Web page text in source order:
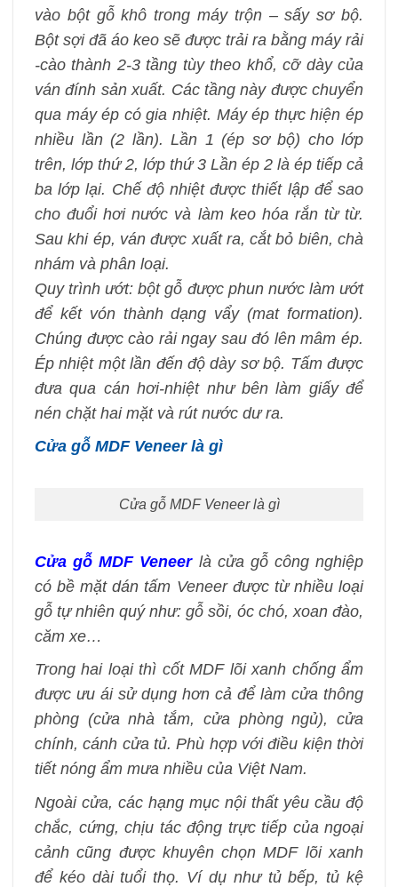
vào bột gỗ khô trong máy trộn – sấy sơ bộ.
Bột sợi đã áo keo sẽ được trải ra bằng máy rải
-cào thành 2-3 tầng tùy theo khổ, cỡ dày của
ván đính sản xuất. Các tầng này được chuyển
qua máy ép có gia nhiệt. Máy ép thực hiện ép
nhiều lần (2 lần). Lần 1 (ép sơ bộ) cho lớp
trên, lớp thứ 2, lớp thứ 3 Lần ép 2 là ép tiếp cả
ba lớp lại. Chế độ nhiệt được thiết lập để sao
cho đuổi hơi nước và làm keo hóa rắn từ từ.
Sau khi ép, ván được xuất ra, cắt bỏ biên, chà
nhám và phân loại.
Quy trình ướt: bột gỗ được phun nước làm ướt
để kết vón thành dạng vẩy (mat formation).
Chúng được cào rải ngay sau đó lên mâm ép.
Ép nhiệt một lần đến độ dày sơ bộ. Tấm được
đưa qua cán hơi-nhiệt như bên làm giấy để
nén chặt hai mặt và rút nước dư ra.
Cửa gỗ MDF Veneer là gì
Cửa gỗ MDF Veneer là gì
Cửa gỗ MDF Veneer là cửa gỗ công nghiệp
có bề mặt dán tấm Veneer được từ nhiều loại
gỗ tự nhiên quý như: gỗ sồi, óc chó, xoan đào,
căm xe…
Trong hai loại thì cốt MDF lõi xanh chống ẩm
được ưu ái sử dụng hơn cả để làm cửa thông
phòng (cửa nhà tắm, cửa phòng ngủ), cửa
chính, cánh cửa tủ. Phù hợp với điều kiện thời
tiết nóng ẩm mưa nhiều của Việt Nam.
Ngoài cửa, các hạng mục nội thất yêu cầu độ
chắc, cứng, chịu tác động trực tiếp của ngoại
cảnh cũng được khuyên chọn MDF lõi xanh
để kéo dài tuổi thọ. Ví dụ như tủ bếp, tủ kệ